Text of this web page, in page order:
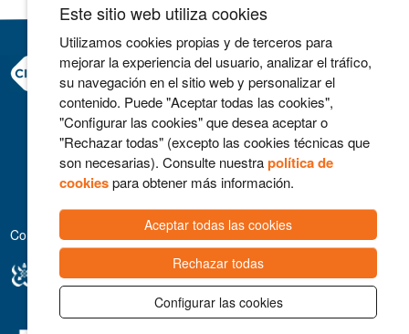
Consorci Hospitalari de Vic
Carrer Francesc Pla 'El Vigatà', 1
08500 Vic
Telefono 93 702 77 16
Contacto
Aviso legal
Colaboradores
Este sitio web utiliza cookies
Utilizamos cookies propias y de terceros para
mejorar la experiencia del usuario, analizar el tráfico,
su navegación en el sitio web y personalizar el
contenido. Puede "Aceptar todas las cookies",
"Configurar las cookies" que desea aceptar o
"Rechazar todas" (excepto las cookies técnicas que
son necesarias). Consulte nuestrapolítica de
cookiespara obtener más información.
Aceptar todas las cookies
Rechazar todas
Configurar las cookies